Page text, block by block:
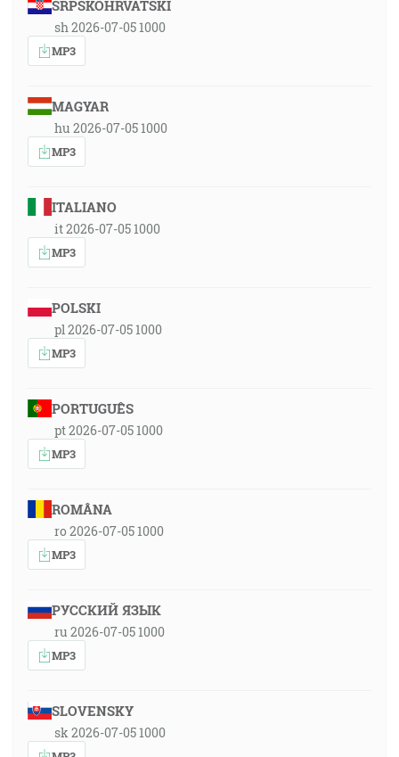
SRPSKOHRVATSKI
sh 2026-07-05 1000
MP3
MAGYAR
hu 2026-07-05 1000
MP3
ITALIANO
it 2026-07-05 1000
MP3
POLSKI
pl 2026-07-05 1000
MP3
PORTUGUÊS
pt 2026-07-05 1000
MP3
ROMÂNA
ro 2026-07-05 1000
MP3
РУССКИЙ ЯЗЫК
ru 2026-07-05 1000
MP3
SLOVENSKY
sk 2026-07-05 1000